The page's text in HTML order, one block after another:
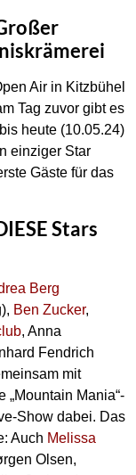
Air in Kitzbühel
Tag zuvor gibt es
heute (10.05.24)
einziger Star
Gäste für das
Stars
Berg
Ben Zucker,
, Anna
Fendrich
mit
„Mountain Mania“-
Show dabei. Das
Auch Melissa
Olsen,